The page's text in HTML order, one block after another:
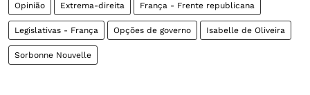
Opinião Extrema-direita França - Frente republicana
Legislativas - França Opções de governo Isabelle de Oliveira
Sorbonne Nouvelle